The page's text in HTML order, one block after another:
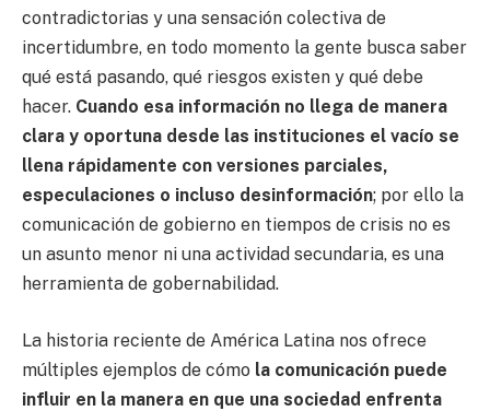
contradictorias y una sensación colectiva de
incertidumbre, en todo momento la gente busca saber
qué está pasando, qué riesgos existen y qué debe
hacer. Cuando esa información no llega de manera
clara y oportuna desde las instituciones el vacío se
llena rápidamente con versiones parciales,
especulaciones o incluso desinformación; por ello la
comunicación de gobierno en tiempos de crisis no es
un asunto menor ni una actividad secundaria, es una
herramienta de gobernabilidad.
La historia reciente de América Latina nos ofrece
múltiples ejemplos de cómo la comunicación puede
influir en la manera en que una sociedad enfrenta